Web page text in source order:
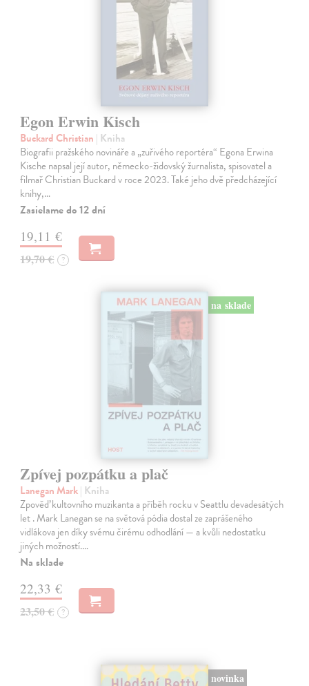
Egon Erwin Kisch
Buckard Christian | Kniha
Biografii pražského novináře a „zuřivého reportéra“ Egona Erwina
Kische napsal její autor, německo-židovský žurnalista, spisovatel a
filmař Christian Buckard v roce 2023. Také jeho dvě předcházející
knihy,…
Zasielame do 12 dní
19,11 €
19,70 € ?
na sklade
Zpívej pozpátku a plač
Lanegan Mark| Kniha
Zpověď kultovního muzikanta a příběh rocku v Seattlu devadesátých
let . Mark Lanegan se na světová pódia dostal ze zaprášeného
vidlákova jen díky svému čirému odhodlání — a kvůli nedostatku
jiných možností.…
Na sklade
22,33 €
23,50 € ?
novinka